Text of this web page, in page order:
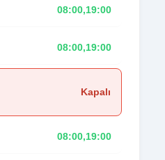
08:00,19:00
08:00,19:00
Kapalı
08:00,19:00